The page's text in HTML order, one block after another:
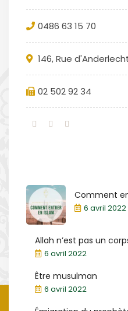
0486 63 15 70
146, Rue
02 502 92 34
Comment
6 avril 2022
Allah n’est pas un
6 avril 2022
Être musulman
6 avril 2022